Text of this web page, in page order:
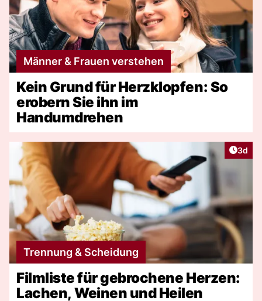
Männer & Frauen verstehen
Kein Grund für Herzklopfen: So
erobern Sie ihn im
Handumdrehen
3d
Trennung & Scheidung
Filmliste für gebrochene Herzen:
Lachen, Weinen und Heilen